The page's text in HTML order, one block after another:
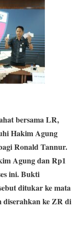
bersama LR,
Hakim Agung
Ronald Tannur.
Agung dan Rp1
ini. Bukti
ditukar ke mata
diserahkan ke ZR di